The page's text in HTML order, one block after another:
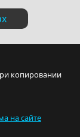
копировании
на сайте